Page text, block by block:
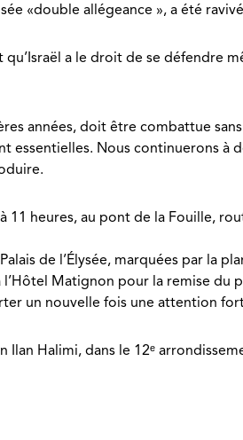
«double allégeance », a été
a le droit de se défendre
années, doit être combattue
Nous continuerons à
11 heures, au pont de la Fouille,
de l’Élysée, marquées par la
Matignon pour la remise
un nouvelle fois une attention
Halimi, dans le 12ᵉ